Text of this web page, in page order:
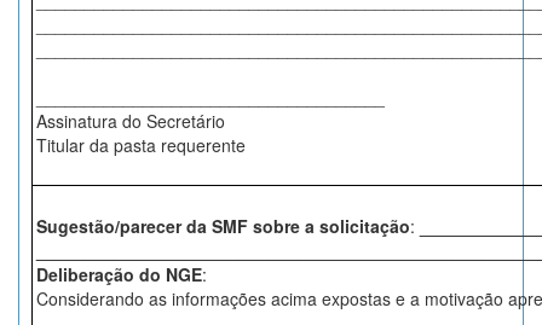
Assinatura do Secretário
Titular da pasta requerente
Sugestão/parecer da SMF sobre a solicitação:
Deliberação do NGE:
Considerando as informações acima expostas e a motivação